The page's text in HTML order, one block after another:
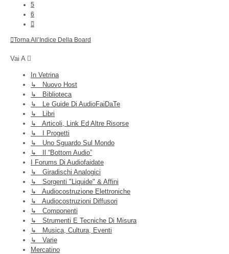
5
6
Torna All’Indice Della Board
Vai A
In Vetrina
↳ Nuovo Host
↳ Biblioteca
↳ Le Guide Di AudioFaiDaTe
↳ Libri
↳ Articoli, Link Ed Altre Risorse
↳ I Progetti
↳ Uno Sguardo Sul Mondo
↳ Il “Bottom Audio”
I Forums Di Audiofaidate
↳ Giradischi Analogici
↳ Sorgenti "liquide" & Affini
↳ Audiocostruzione Elettroniche
↳ Audiocostruzioni Diffusori
↳ Componenti
↳ Strumenti E Tecniche Di Misura
↳ Musica, Cultura, Eventi
↳ Varie
Mercatino